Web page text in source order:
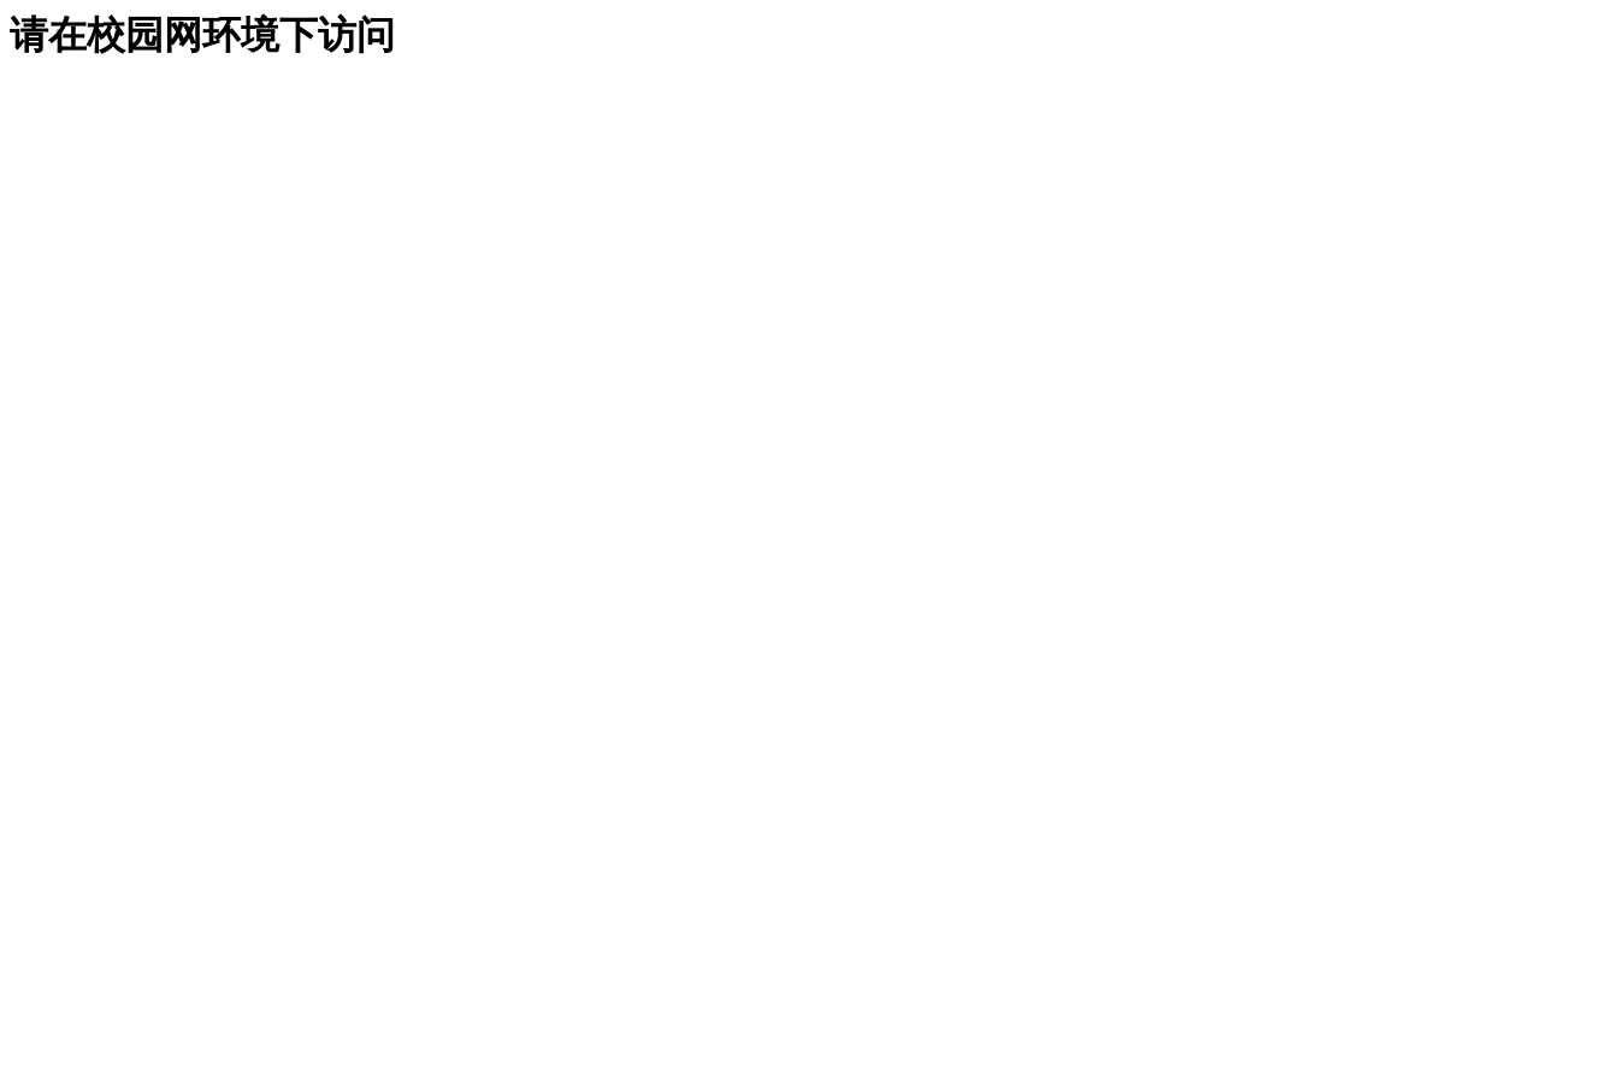
请在校园网环境下访问